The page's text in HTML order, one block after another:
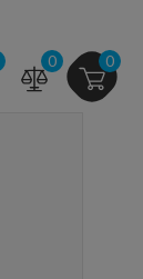
0 0